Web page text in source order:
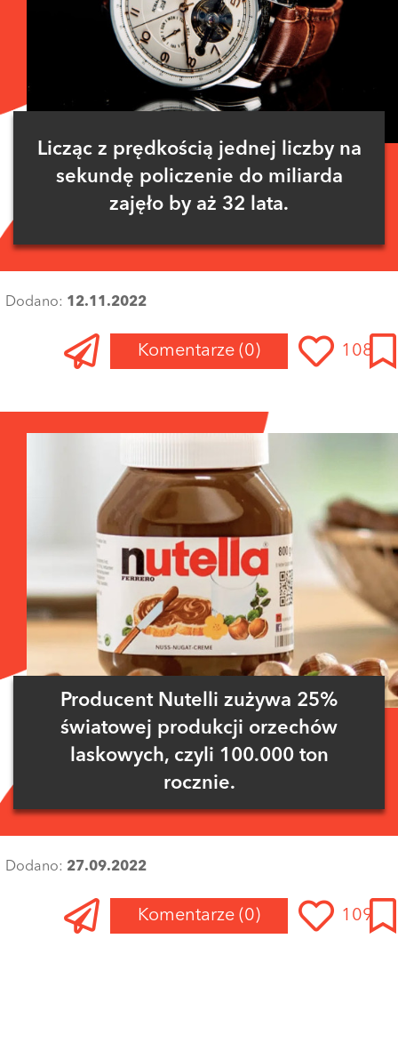
Licząc z prędkością jednej liczby na
sekundę policzenie do miliarda
zajęło by aż 32 lata.
Dodano: 12.11.2022
Komentarze (0) 108
Producent Nutelli zużywa 25%
światowej produkcji orzechów
laskowych, czyli 100.000 ton
rocznie.
Dodano: 27.09.2022
Komentarze (0) 109